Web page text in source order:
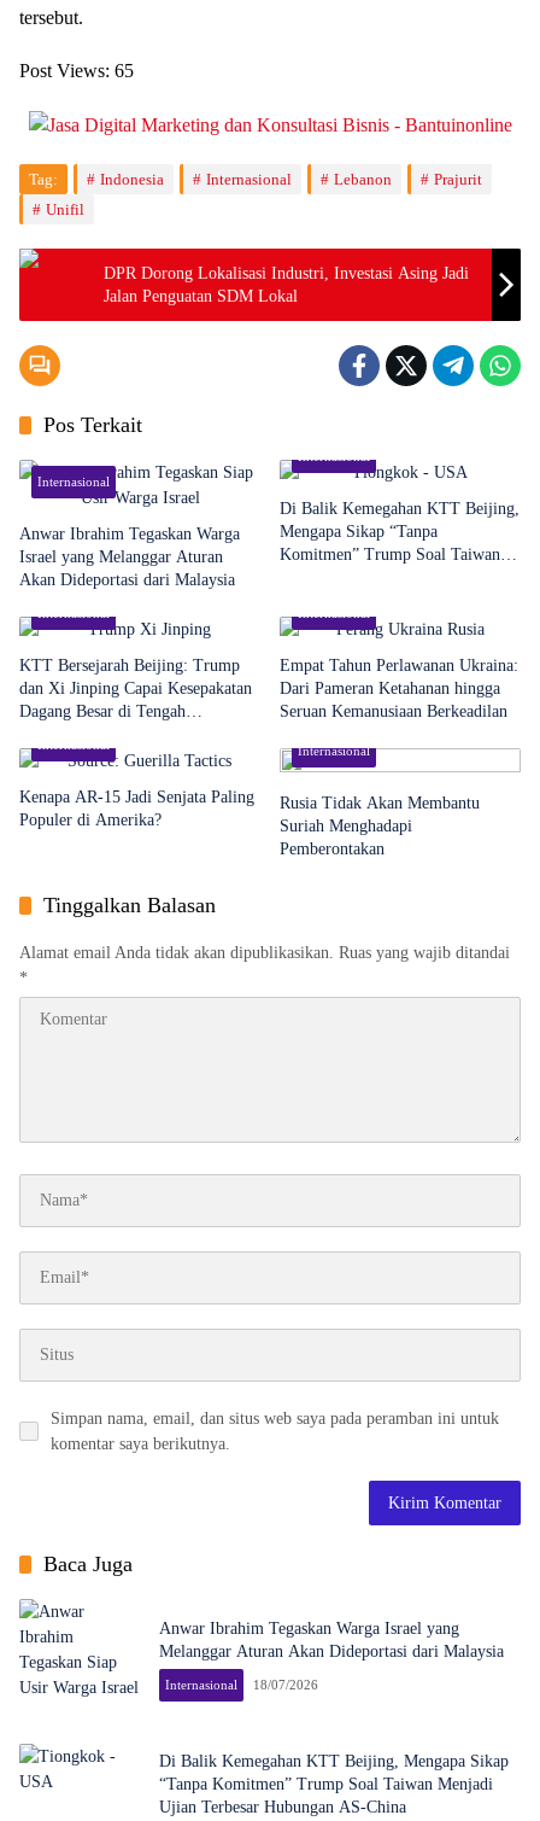
tersebut.
Post Views: 65
Tag: Indonesia Internasional Lebanon
Prajurit
Unifil
DPR Dorong Lokalisasi Industri, Investasi Asing Jadi
Jalan Penguatan SDM Lokal
Pos Terkait
Internasional
Anwar Ibrahim Tegaskan Warga
Israel yang Melanggar Aturan
Akan Dideportasi dari Malaysia
Di Balik Kemegahan KTT Beijing,
Mengapa Sikap “Tanpa
Komitmen” Trump Soal Taiwan
KTT Bersejarah Beijing: Trump
dan Xi Jinping Capai Kesepakatan
Dagang Besar di Tengah
Memuncak
Empat Tahun Perlawanan Ukraina:
Dari Pameran Ketahanan hingga
Seruan Kemanusiaan Berkeadilan
Kenapa AR-15 Jadi Senjata Paling
Populer di Amerika?
Internasional
Rusia Tidak Akan Membantu
Suriah Menghadapi
Pemberontakan
Tinggalkan Balasan
Alamat email Anda tidak akan dipublikasikan. Ruas yang wajib ditandai
*
Simpan nama, email, dan situs web saya pada peramban ini untuk
komentar saya berikutnya.
Baca Juga
Anwar Ibrahim Tegaskan Warga Israel yang
Melanggar Aturan Akan Dideportasi dari Malaysia
Internasional 18/07/2026
Di Balik Kemegahan KTT Beijing, Mengapa Sikap
“Tanpa Komitmen” Trump Soal Taiwan Menjadi
Ujian Terbesar Hubungan AS-China